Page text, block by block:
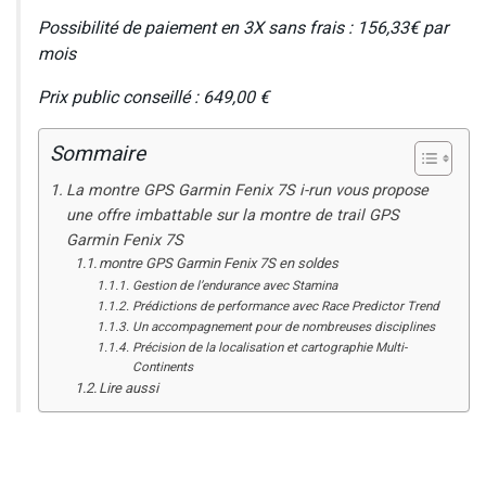
Possibilité de paiement en 3X sans frais : 156,33€ par
mois
Prix public conseillé : 649,00 €
Sommaire
La montre GPS Garmin Fenix 7S i-run vous propose
une offre imbattable sur la montre de trail GPS
Garmin Fenix 7S
montre GPS Garmin Fenix 7S en soldes
Gestion de l’endurance avec Stamina
Prédictions de performance avec Race Predictor Trend
Un accompagnement pour de nombreuses disciplines
Précision de la localisation et cartographie Multi-
Continents
Lire aussi